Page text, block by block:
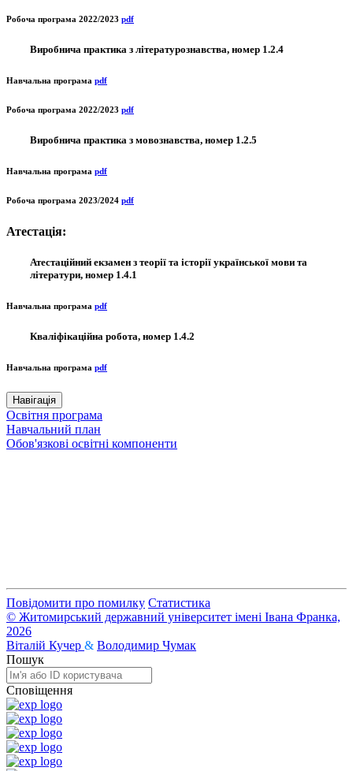
Робоча програма 2022/2023 pdf
Виробнича практика з літературознавства, номер 1.2.4
Навчальна програма pdf
Робоча програма 2022/2023 pdf
Виробнича практика з мовознавства, номер 1.2.5
Навчальна програма pdf
Робоча програма 2023/2024 pdf
Атестація:
Атестаційний екзамен з теорії та історії української мови та
літератури, номер 1.4.1
Навчальна програма pdf
Кваліфікаційна робота, номер 1.4.2
Навчальна програма pdf
Навігація
Освітня програма
Навчальний план
Обов'язкові освітні компоненти
Повідомити про помилку Статистика
© Житомирський державний університет імені Івана Франка,
2026
Віталій Кучер & Володимир Чумак
Пошук
Сповіщення